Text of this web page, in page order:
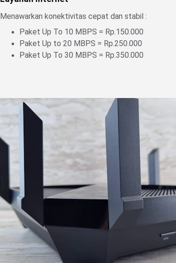
Menawarkan konektivitas cepat dan stabil :
Paket Up To 10 MBPS = Rp.150.000
Paket Up to 20 MBPS = Rp.250.000
Paket Up To 30 MBPS = Rp.350.000